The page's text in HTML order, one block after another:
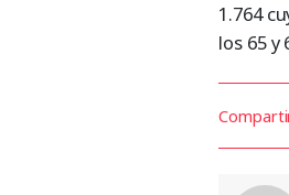
1.764
los 65 y